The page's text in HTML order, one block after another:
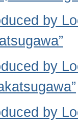
by
by
by